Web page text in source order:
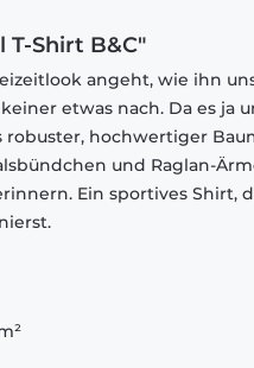
T-Shirt B&C"
angeht, wie ihn
etwas nach. Da es
robuster, hochwertiger
und Raglan-
Ein sportives Shirt,